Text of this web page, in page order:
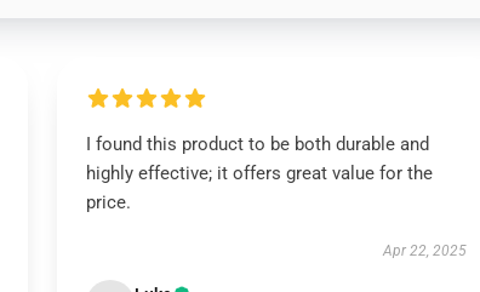
I found this product to be both durable and
highly effective; it offers great value for the
price.
Apr 22, 2025